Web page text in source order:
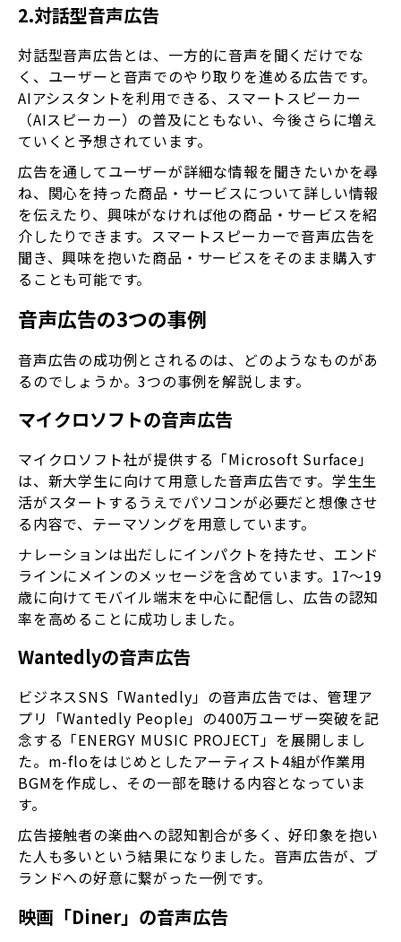
2.対話型音声広告
対話型音声広告とは、一方的に音声を聞くだけでな
く、ユーザーと音声でのやり取りを進める広告です。
AIアシスタントを利用できる、スマートスピーカー
（AIスピーカー）の普及にともない、今後さらに増え
ていくと予想されています。
広告を通してユーザーが詳細な情報を聞きたいかを尋
ね、関心を持った商品・サービスについて詳しい情報
を伝えたり、興味がなければ他の商品・サービスを紹
介したりできます。スマートスピーカーで音声広告を
聞き、興味を抱いた商品・サービスをそのまま購入す
ることも可能です。
音声広告の3つの事例
音声広告の成功例とされるのは、どのようなものがあ
るのでしょうか。3つの事例を解説します。
マイクロソフトの音声広告
マイクロソフト社が提供する「Microsoft Surface」
は、新大学生に向けて用意した音声広告です。学生生
活がスタートするうえでパソコンが必要だと想像させ
る内容で、テーマソングを用意しています。
ナレーションは出だしにインパクトを持たせ、エンド
ラインにメインのメッセージを含めています。17～19
歳に向けてモバイル端末を中心に配信し、広告の認知
率を高めることに成功しました。
Wantedlyの音声広告
ビジネスSNS「Wantedly」の音声広告では、管理ア
プリ「Wantedly People」の400万ユーザー突破を記
念する「ENERGY MUSIC PROJECT」を展開しまし
た。m-floをはじめとしたアーティスト4組が作業用
BGMを作成し、その一部を聴ける内容となっていま
す。
広告接触者の楽曲への認知割合が多く、好印象を抱い
た人も多いという結果になりました。音声広告が、ブ
ランドへの好意に繋がった一例です。
映画「Diner」の音声広告